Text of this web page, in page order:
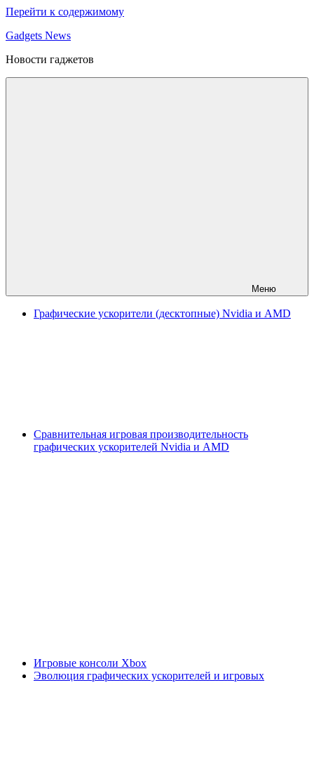
Перейти к содержимому
Gadgets News
Новости гаджетов
Меню
Графические ускорители (десктопные) Nvidia и AMD
Сравнительная игровая производительность
графических ускорителей Nvidia и AMD
Игровые консоли Xbox
Эволюция графических ускорителей и игровых